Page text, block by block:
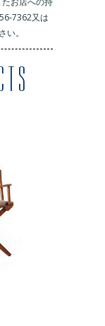
7362又は
。